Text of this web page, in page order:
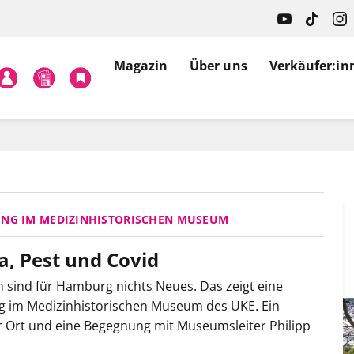
Magazin Über uns
IM MEDIZINHISTORISCHEN MUSEUM
Pest und Covid
sind für Hamburg nichts Neues. Das zeigt eine
im Medizinhistorischen Museum des UKE. Ein
Ort und eine Begegnung mit Museumsleiter Philipp